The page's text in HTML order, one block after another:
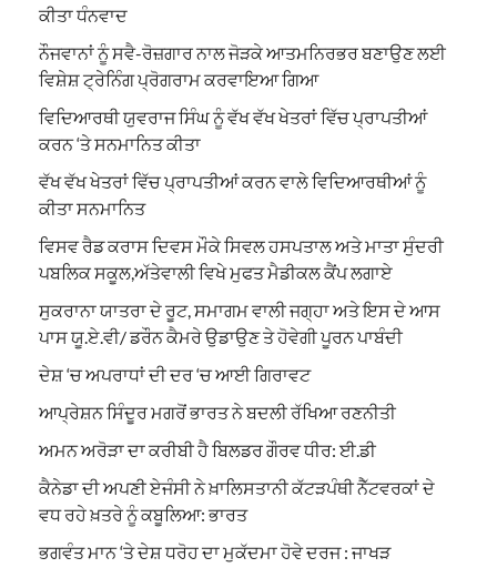
ਕੀਤਾ ਧੰਨਵਾਦ
ਨੌਜਵਾਨਾਂ ਨੂੰ ਸਵੈ-ਰੋਜ਼ਗਾਰ ਨਾਲ ਜੋੜਕੇ ਆਤਮਨਿਰਭਰ ਬਣਾਉਣ ਲਈ
ਵਿਸ਼ੇਸ਼ ਟ੍ਰੇਨਿੰਗ ਪ੍ਰੋਗਰਾਮ ਕਰਵਾਇਆ ਗਿਆ
ਵਿਦਿਆਰਥੀ ਯੁਵਰਾਜ ਸਿੰਘ ਨੂੰ ਵੱਖ ਵੱਖ ਖੇਤਰਾਂ ਵਿੱਚ ਪ੍ਰਾਪਤੀਆਂ
ਕਰਨ ‘ਤੇ ਸਨਮਾਨਿਤ ਕੀਤਾ
ਵੱਖ ਵੱਖ ਖੇਤਰਾਂ ਵਿੱਚ ਪ੍ਰਾਪਤੀਆਂ ਕਰਨ ਵਾਲੇ ਵਿਦਿਆਰਥੀਆਂ ਨੂੰ
ਕੀਤਾ ਸਨਮਾਨਿਤ
ਵਿਸਵ ਰੈਡ ਕਰਾਸ ਦਿਵਸ ਮੌਕੇ ਸਿਵਲ ਹਸਪਤਾਲ ਅਤੇ ਮਾਤਾ ਸੁੰਦਰੀ
ਪਬਲਿਕ ਸਕੂਲ,ਅੱਤੇਵਾਲੀ ਵਿਖੇ ਮੁਫਤ ਮੈਡੀਕਲ ਕੈਂਪ ਲਗਾਏ
ਸੁਕਰਾਨਾ ਯਾਤਰਾ ਦੇ ਰੂਟ, ਸਮਾਗਮ ਵਾਲੀ ਜਗ੍ਹਾ ਅਤੇ ਇਸ ਦੇ ਆਸ
ਪਾਸ ਯੂ.ਏ.ਵੀ/ ਡਰੌਨ ਕੈਮਰੇ ਉਡਾਉਣ ਤੇ ਹੋਵੇਗੀ ਪੂਰਨ ਪਾਬੰਦੀ
ਦੇਸ਼ ‘ਚ ਅਪਰਾਧਾਂ ਦੀ ਦਰ ‘ਚ ਆਈ ਗਿਰਾਵਟ
ਆਪ੍ਰੇਸ਼ਨ ਸਿੰਦੂਰ ਮਗਰੋਂ ਭਾਰਤ ਨੇ ਬਦਲੀ ਰੱਖਿਆ ਰਣਨੀਤੀ
ਅਮਨ ਅਰੋੜਾ ਦਾ ਕਰੀਬੀ ਹੈ ਬਿਲਡਰ ਗੌਰਵ ਧੀਰ: ਈ.ਡੀ
ਕੈਨੇਡਾ ਦੀ ਅਪਣੀ ਏਜੰਸੀ ਨੇ ਖ਼ਾਲਿਸਤਾਨੀ ਕੱਟੜਪੰਥੀ ਨੈੱਟਵਰਕਾਂ ਦੇ
ਵਧ ਰਹੇ ਖ਼ਤਰੇ ਨੂੰ ਕਬੂਲਿਆ: ਭਾਰਤ
ਭਗਵੰਤ ਮਾਨ ‘ਤੇ ਦੇਸ਼ ਧਰੋਹ ਦਾ ਮੁਕੱਦਮਾ ਹੋਵੇ ਦਰਜ : ਜਾਖੜ